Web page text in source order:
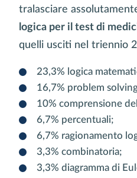
tralasciare
logica per il test di
quelli usciti nel triennio
23,3% logica
16,7% problem
10% comprensione
6,7% percentuali;
6,7% ragionamento
3,3% combinatoria;
3,3% diagramma di